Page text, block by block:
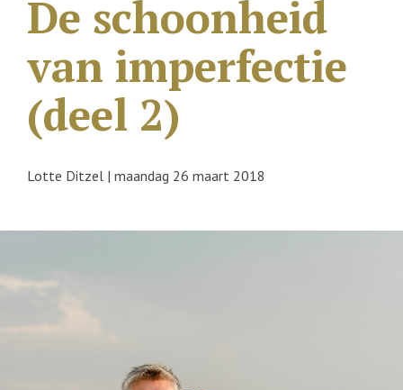
De schoonheid
van imperfectie
(deel 2)
Lotte Ditzel | maandag 26 maart 2018